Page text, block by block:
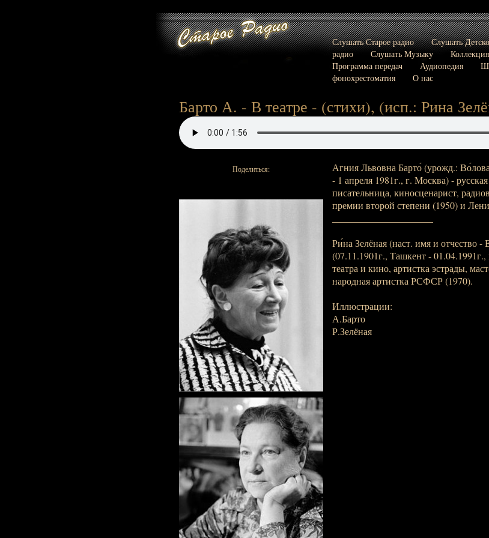
Слушать Старое радио
Слушать
радио
Слушать Музыку
Коллекция
Программа передач
Аудиопедия
фонохрестоматия
О нас
Барто А. - В театре - (стихи), (исп.: Рина
Поделиться:
Агния Львовна Барто́ (урожд.:
- 1 апреля 1981г., г. Москва) - русская
писательница, киносценарист,
премии второй степени (1950) и
Ри́на Зелёная (наст. имя и отчество -
(07.11.1901г., Ташкент - 01.04.1991г.,
театра и кино, артистка эстрады,
народная артистка РСФСР (1970).
Иллюстрации:
А.Барто
Р.Зелёная